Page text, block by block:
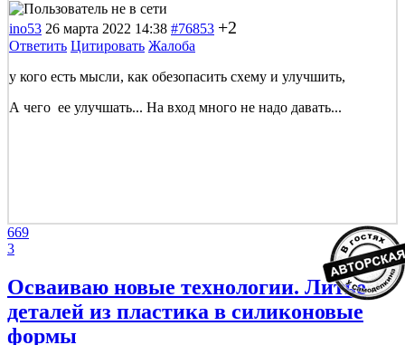
ino53 26 марта 2022 14:38 #76853 +2
Ответить Цитировать Жалоба
у кого есть мысли, как обезопасить схему и улучшить,
А чего ее улучшать... На вход много не надо давать...
669
3
Осваиваю новые технологии. Литье
деталей из пластика в силиконовые
формы